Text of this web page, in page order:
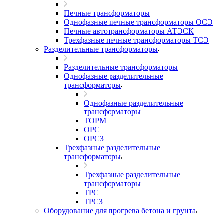
Печные трансформаторы
Однофазные печные трансформаторы ОСЭ
Печные автотрансформаторы АТЭСК
Трехфазные печные трансформаторы ТСЭ
Разделительные трансформаторы
Разделительные трансформаторы
Однофазные разделительные
трансформаторы
Однофазные разделительные
трансформаторы
ТОРМ
ОРС
ОРСЗ
Трехфазные разделительные
трансформаторы
Трехфазные разделительные
трансформаторы
ТРС
ТРСЗ
Оборудование для прогрева бетона и грунта